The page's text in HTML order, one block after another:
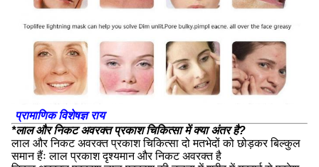
प्रामाणिक विशेषज्ञ राय
*लाल और निकट अवरक्त प्रकाश चिकित्सा में क्या अंतर है?
लाल और निकट अवरक्त प्रकाश चिकित्सा दो मतभेदों को छोड़कर बिल्कुल
समान हैंः लाल प्रकाश दृश्यमान और निकट अवरक्त है